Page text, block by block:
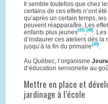
Il semble toutefois que chez
certains de ces effets n’ont
qu’après un certain temps,
peuvent réapparaître. Les
enfants plus jeunes[47] ,[48] . Les
d’instaurer ces ateliers dès
jusqu’à la fin du primaire [49] .
Au Québec, l’organisme
d’éducation sensorielle au
Mettre en place et
jardinage à l’école